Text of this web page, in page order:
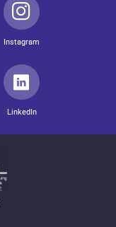
Instagram
LinkedIn